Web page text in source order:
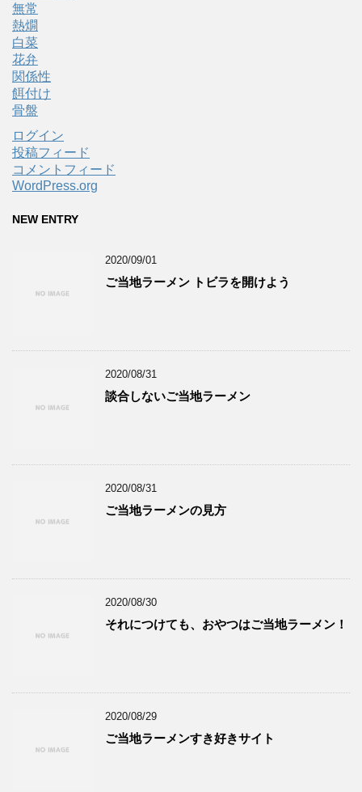
無常
熱燗
白菜
花弁
関係性
餌付け
骨盤
ログイン
投稿フィード
コメントフィード
WordPress.org
NEW ENTRY
2020/09/01
ご当地ラーメン トビラを開けよう
2020/08/31
談合しないご当地ラーメン
2020/08/31
ご当地ラーメンの見方
2020/08/30
それにつけても、おやつはご当地ラーメン！
2020/08/29
ご当地ラーメンすき好きサイト